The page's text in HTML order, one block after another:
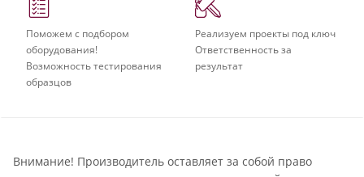
Поможем с подбором
оборудования!
Возможность тестирования
образцов
Реализуем проекты под ключ
Ответственность за
результат
Внимание! Производитель оставляет за собой право